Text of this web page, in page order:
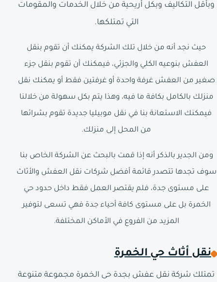
وبأقل التكاليف وبكل أريحية من خلال الخدمات والمقومات
التي تمتلكها.
حيث نجد أنه من خلال تلك الشركة يمكنك أن تقوم بنقل
العفش بنوعيه الكلي والجزئي، فيمكنك أن تقوم بنقل جزء
صغير من العفش غرفة واحدة أو غرفتين فقط أو يمكنك نقل
منزلك بالكامل بكافة ما فيه، وهذا يتم بكل سهولة من خلالنا
فيمكنك الاستعانة بنا في نقل موبيليا جديدة تقوم بشرائها
من المحل إلى منزلك.
ومن الجدير بالذكر أنه إذا قمت بالبحث عن الشركة الخاص بنا
سوف تجدها تتصدر قائمة أفضل شركات نقل العفش والأثاث
على مستوى جدة، فلم يقتصر العمل فقط داخل حدود حي
الخمرة بل على مستوى كافة أحياء جدة فهي تسعى لتوفير
المزيد من الفروع في الأماكن المختلفة.
نقل أثاث حي الخمرة
تمتلك شركة نقل عفش بجدة حى الخمرة مجموعة متنوعة